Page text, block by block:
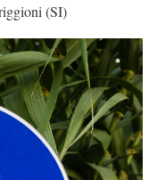
(SI)